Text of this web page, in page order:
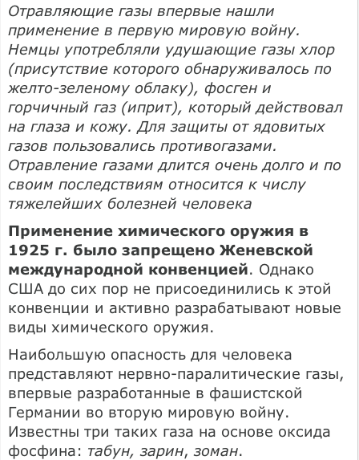
Отравляющие газы впервые нашли
применение в первую мировую войну.
Немцы употребляли удушающие газы хлор
(присутствие которого обнаруживалось по
желто-зеленому облаку), фосген и
горчичный газ (иприт), который действовал
на глаза и кожу. Для защиты от ядовитых
газов пользовались противогазами.
Отравление газами длится очень долго и по
своим последствиям относится к числу
тяжелейших болезней человека
Применение химического оружия в
1925 г. было запрещено Женевской
международной конвенцией. Однако
США до сих пор не присоединились к этой
конвенции и активно разрабатывают новые
виды химического оружия.
Наибольшую опасность для человека
представляют нервно-паралитические газы,
впервые разработанные в фашистской
Германии во вторую мировую войну.
Известны три таких газа на основе оксида
фосфина: табун, зарин,зоман.